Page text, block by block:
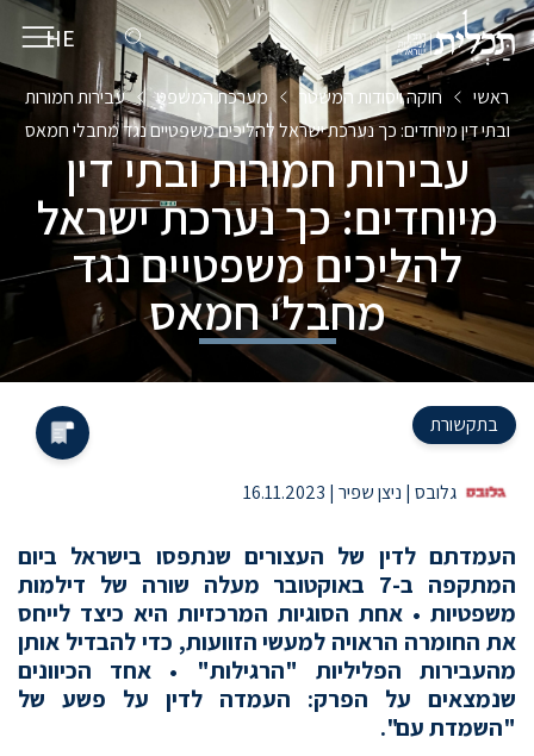
HE
EN
ראשי חוקה ויסודות המשטר מערכת המשפט
עבירות חמורות
ובתי דין מיוחדים: כך נערכת ישראל להליכים משפטיים נגד מחבלי חמאס
עבירות חמורות ובתי דין
מיוחדים: כך נערכת ישראל
להליכים משפטיים נגד
מחבלי חמאס
העמדתם לדין של העצורים שנתפסו בישראל ביום
המתקפה ב-7 באוקטובר מעלה שורה של דילמות
משפטיות • אחת הסוגיות המרכזיות היא כיצד לייחס
את החומרה הראויה למעשי הזוועות, כדי להבדיל אותן
מהעבירות הפליליות "הרגילות" • אחד הכיוונים
שנמצאים על הפרק: העמדה לדין על פשע של
"השמדת עם".
בתקשורת
גלובס | ניצן שפיר | 16.11.2023